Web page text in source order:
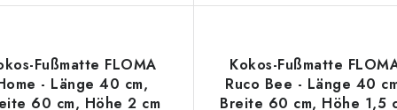
Fußmatte FLOMA
- Länge 40 cm,
60 cm, Höhe 2 cm
Kokos-Fußmatte
Ruco Bee - Länge 40
Breite 60 cm, Höhe 1,5